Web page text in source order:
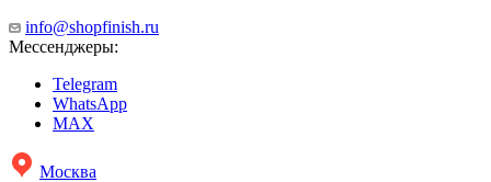
info@shopfinish.ru
Мессенджеры:
Telegram
WhatsApp
MAX
Москва